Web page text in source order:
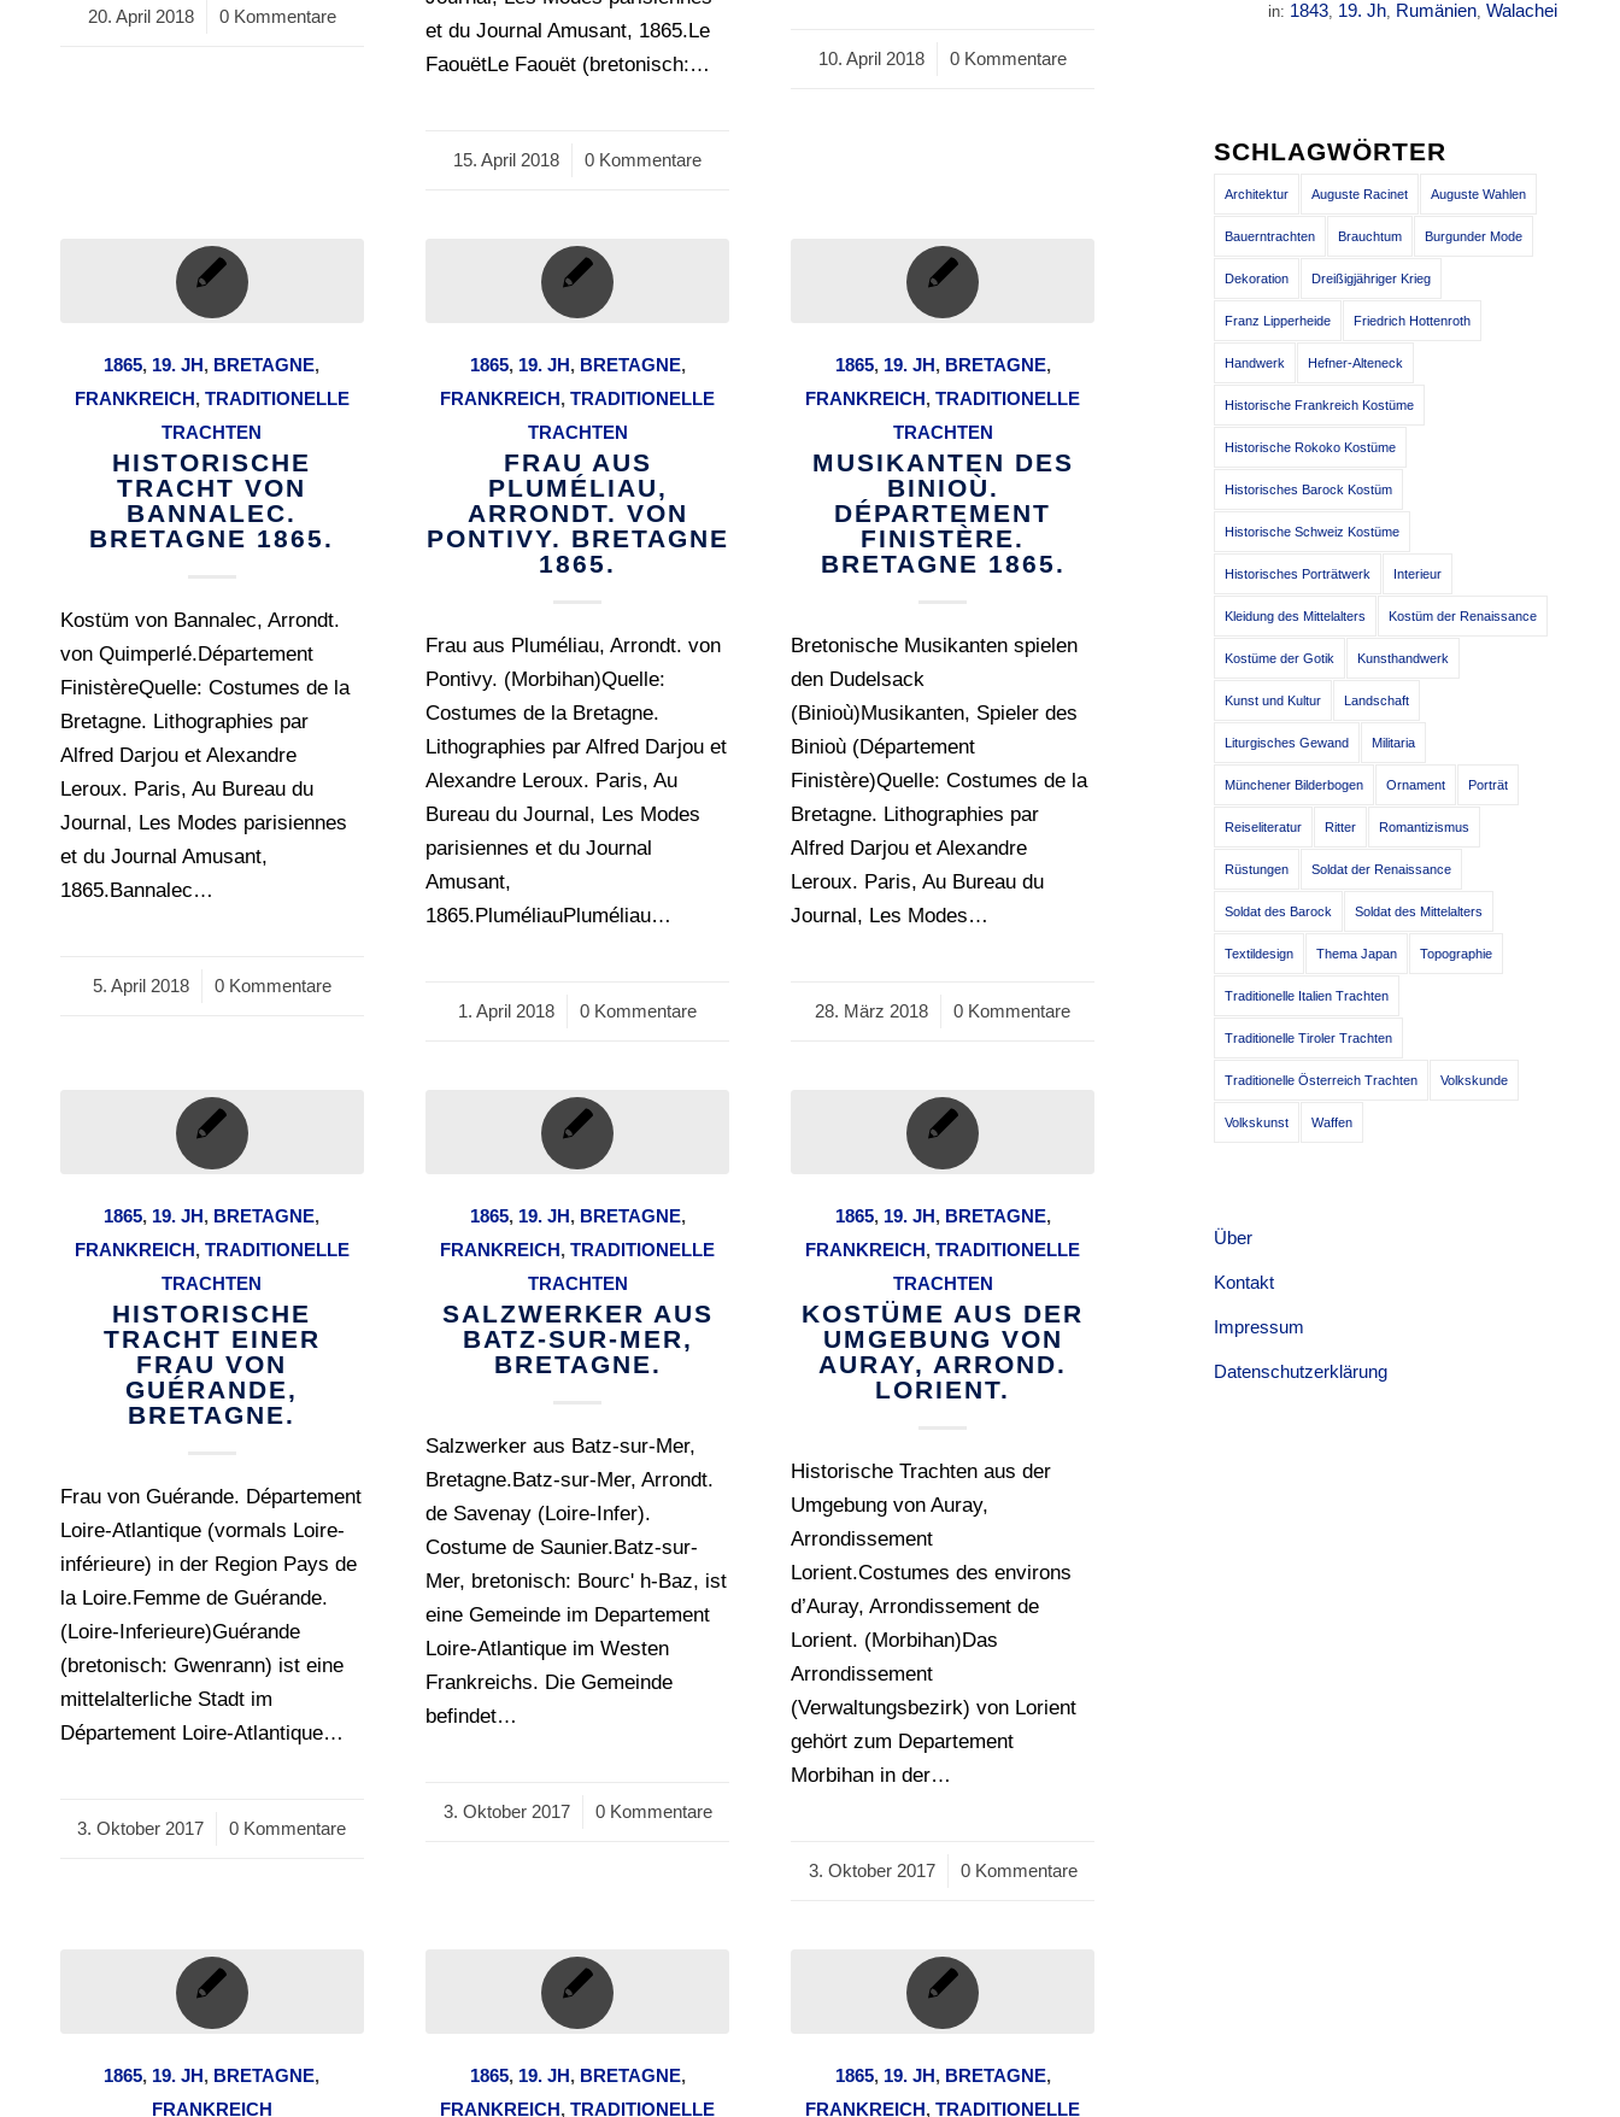
20. April 2018
/ 0 Kommentare
et du Journal Amusant, 1865.Le
FaouëtLe Faouët (bretonisch:…
15. April 2018
/ 0 Kommentare
10. April 2018
/ 0 Kommentare
1865, 19. JH, BRETAGNE,
FRANKREICH, TRADITIONELLE
TRACHTEN
HISTORISCHE
TRACHT VON
BANNALEC.
BRETAGNE 1865.
Kostüm von Bannalec, Arrondt.
von Quimperlé.Département
FinistèreQuelle: Costumes de la
Bretagne. Lithographies par
Alfred Darjou et Alexandre
Leroux. Paris, Au Bureau du
Journal, Les Modes parisiennes
et du Journal Amusant,
1865.Bannalec…
5. April 2018
/ 0 Kommentare
1865, 19. JH, BRETAGNE,
FRANKREICH,TRADITIONELLE
TRACHTEN
FRAU AUS
PLUMÉLIAU,
ARRONDT. VON
PONTIVY. BRETAGNE
1865.
Frau aus Pluméliau, Arrondt. von
Pontivy. (Morbihan)Quelle:
Costumes de la Bretagne.
Lithographies par Alfred Darjou et
Alexandre Leroux. Paris, Au
Bureau du Journal, Les Modes
parisiennes et du Journal
Amusant,
1865.PluméliauPluméliau…
1. April 2018
/ 0 Kommentare
1865, 19. JH, BRETAGNE,
FRANKREICH,TRADITIONELLE
TRACHTEN
MUSIKANTEN DES
BINIOÙ.
DÉPARTEMENT
FINISTÈRE.
BRETAGNE 1865.
Bretonische Musikanten spielen
den Dudelsack
(Binioù)Musikanten, Spieler des
Binioù (Département
Finistère)Quelle: Costumes de la
Bretagne. Lithographies par
Alfred Darjou et Alexandre
Leroux. Paris, Au Bureau du
Journal, Les Modes…
28. März 2018
/ 0 Kommentare
1865, 19. JH, BRETAGNE,
FRANKREICH, TRADITIONELLE
TRACHTEN
HISTORISCHE
TRACHT EINER
FRAU VON
GUÉRANDE,
BRETAGNE.
Frau von Guérande. Département
Loire-Atlantique (vormals Loire-
inférieure) in der Region Pays de
la Loire.Femme de Guérande.
(Loire-Inferieure)Guérande
(bretonisch: Gwenrann) ist eine
mittelalterliche Stadt im
Département Loire-Atlantique…
3. Oktober 2017
/ 0 Kommentare
1865, 19. JH, BRETAGNE,
FRANKREICH,TRADITIONELLE
TRACHTEN
SALZWERKER AUS
BATZ-SUR-MER,
BRETAGNE.
Salzwerker aus Batz-sur-Mer,
Bretagne.Batz-sur-Mer, Arrondt.
de Savenay (Loire-Infer).
Costume de Saunier.Batz-sur-
Mer, bretonisch: Bourc' h-Baz, ist
eine Gemeinde im Departement
Loire-Atlantique im Westen
Frankreichs. Die Gemeinde
befindet…
3. Oktober 2017
/ 0 Kommentare
1865, 19. JH, BRETAGNE,
FRANKREICH,TRADITIONELLE
TRACHTEN
KOSTÜME AUS DER
UMGEBUNG VON
AURAY, ARROND.
LORIENT.
Historische Trachten aus der
Umgebung von Auray,
Arrondissement
Lorient.Costumes des environs
d’Auray, Arrondissement de
Lorient. (Morbihan)Das
Arrondissement
(Verwaltungsbezirk) von Lorient
gehört zum Departement
Morbihan in der…
3. Oktober 2017
/ 0 Kommentare
1865, 19. JH, BRETAGNE,
FRANKREICH
1865, 19. JH, BRETAGNE,
FRANKREICH,TRADITIONELLE
1865, 19. JH, BRETAGNE,
FRANKREICH,TRADITIONELLE
in: 1843, 19. Jh, Rumänien,Walachei
SCHLAGWÖRTER
Architektur Auguste Racinet Auguste Wahlen
Bauerntrachten Brauchtum Burgunder Mode
Dekoration Dreißigjähriger Krieg
Franz Lipperheide Friedrich Hottenroth
Handwerk Hefner-Alteneck
Historische Frankreich Kostüme
Historische Rokoko Kostüme
Historisches Barock Kostüm
Historische Schweiz Kostüme
Historisches Porträtwerk Interieur
Kleidung des Mittelalters Kostüm der Renaissance
Kostüme der Gotik Kunsthandwerk
Kunst und Kultur Landschaft
Liturgisches Gewand Militaria
Münchener Bilderbogen Ornament Porträt
Reiseliteratur Ritter Romantizismus
Rüstungen Soldat der Renaissance
Soldat des Barock Soldat des Mittelalters
Textildesign Thema Japan Topographie
Traditionelle Italien Trachten
Traditionelle Tiroler Trachten
Traditionelle Österreich Trachten Volkskunde
Volkskunst Waffen
Über
Kontakt
Impressum
Datenschutzerklärung